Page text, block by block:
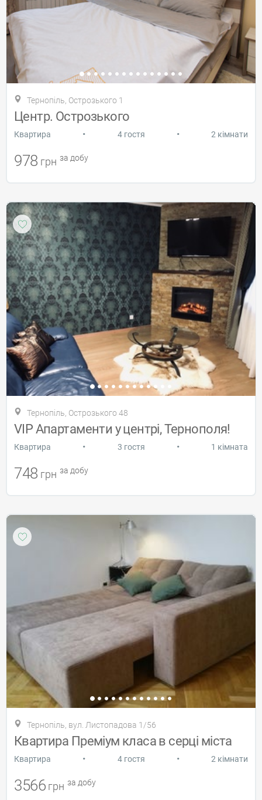
Тернопіль, Острозького 1
Центр. Острозького
Квартира • 4 гостя • 2 кімнати
978 грн за добу
Тернопіль, Острозького 48
VIP Апартаменти у центрі, Тернополя!
Квартира • 3 гостя • 1 кімната
748 грн за добу
Тернопіль, вул. Листопадова 1/56
Квартира Преміум класа в серці міста
Квартира • 4 гостя • 2 кімнати
3566 грн за добу